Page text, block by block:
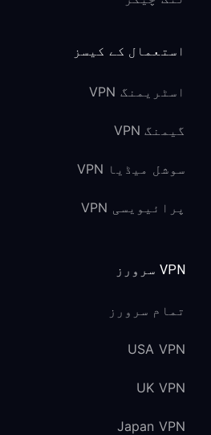
استعمال کے کیسز
اسٹریمنگ VPN
گیمنگ VPN
سوشل میڈیا VPN
پرائیویسی VPN
VPN سرورز
تمام سرورز
USA VPN
UK VPN
Japan VPN